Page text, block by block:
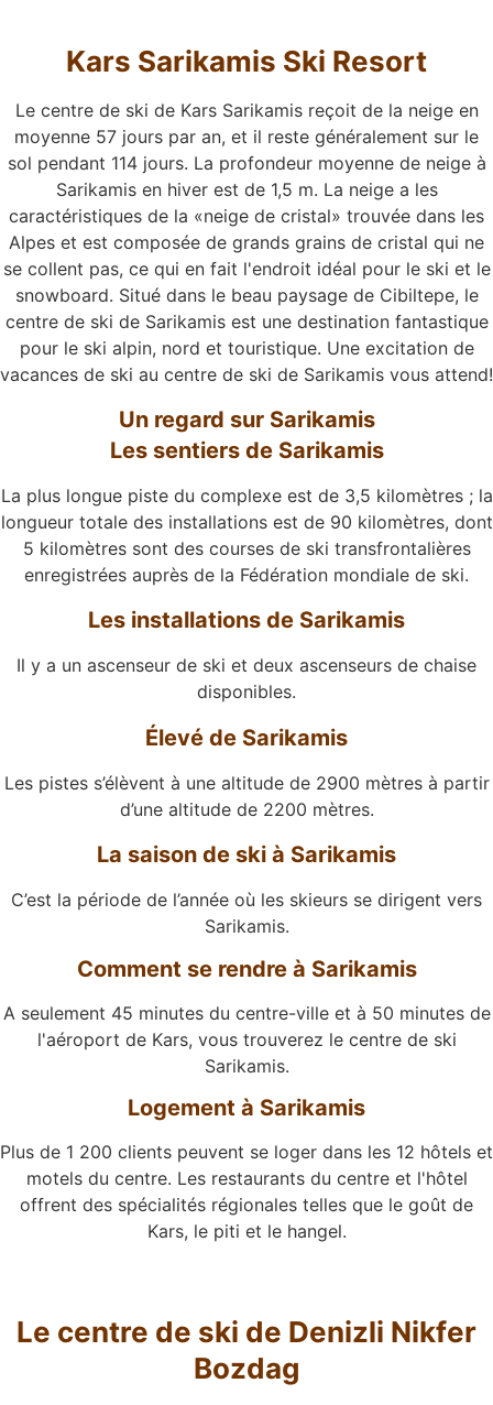
Kars Sarikamis Ski Resort
Le centre de ski de Kars Sarikamis reçoit de la neige en
moyenne 57 jours par an, et il reste généralement sur le
sol pendant 114 jours. La profondeur moyenne de neige à
Sarikamis en hiver est de 1,5 m. La neige a les
caractéristiques de la «neige de cristal» trouvée dans les
Alpes et est composée de grands grains de cristal qui ne
se collent pas, ce qui en fait l'endroit idéal pour le ski et le
snowboard. Situé dans le beau paysage de Cibiltepe, le
centre de ski de Sarikamis est une destination fantastique
pour le ski alpin, nord et touristique. Une excitation de
vacances de ski au centre de ski de Sarikamis vous attend!
Un regard sur Sarikamis
Les sentiers de Sarikamis
La plus longue piste du complexe est de 3,5 kilomètres ; la
longueur totale des installations est de 90 kilomètres, dont
5 kilomètres sont des courses de ski transfrontalières
enregistrées auprès de la Fédération mondiale de ski.
Les installations de Sarikamis
Il y a un ascenseur de ski et deux ascenseurs de chaise
disponibles.
Élevé de Sarikamis
Les pistes s’élèvent à une altitude de 2900 mètres à partir
d’une altitude de 2200 mètres.
La saison de ski à Sarikamis
C’est la période de l’année où les skieurs se dirigent vers
Sarikamis.
Comment se rendre à Sarikamis
A seulement 45 minutes du centre-ville et à 50 minutes de
l'aéroport de Kars, vous trouverez le centre de ski
Sarikamis.
Logement à Sarikamis
Plus de 1 200 clients peuvent se loger dans les 12 hôtels et
motels du centre. Les restaurants du centre et l'hôtel
offrent des spécialités régionales telles que le goût de
Kars, le piti et le hangel.
Le centre de ski de Denizli Nikfer
Bozdag